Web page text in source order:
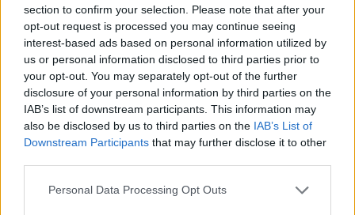
section to confirm your selection. Please note that after your
opt-out request is processed you may continue seeing
interest-based ads based on personal information utilized by
us or personal information disclosed to third parties prior to
your opt-out. You may separately opt-out of the further
disclosure of your personal information by third parties on the
IAB’s list of downstream participants. This information may
also be disclosed by us to third parties on the IAB’s List of
Downstream Participants that may further disclose it to other
Please note that this website/app uses one or more Google
Personal Data Processing Opt Outs